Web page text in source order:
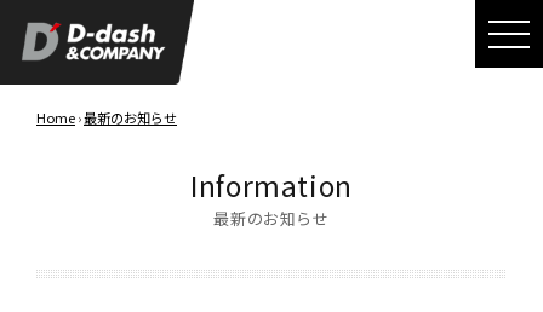
Home›最新のお知らせ
Information
最新のお知らせ